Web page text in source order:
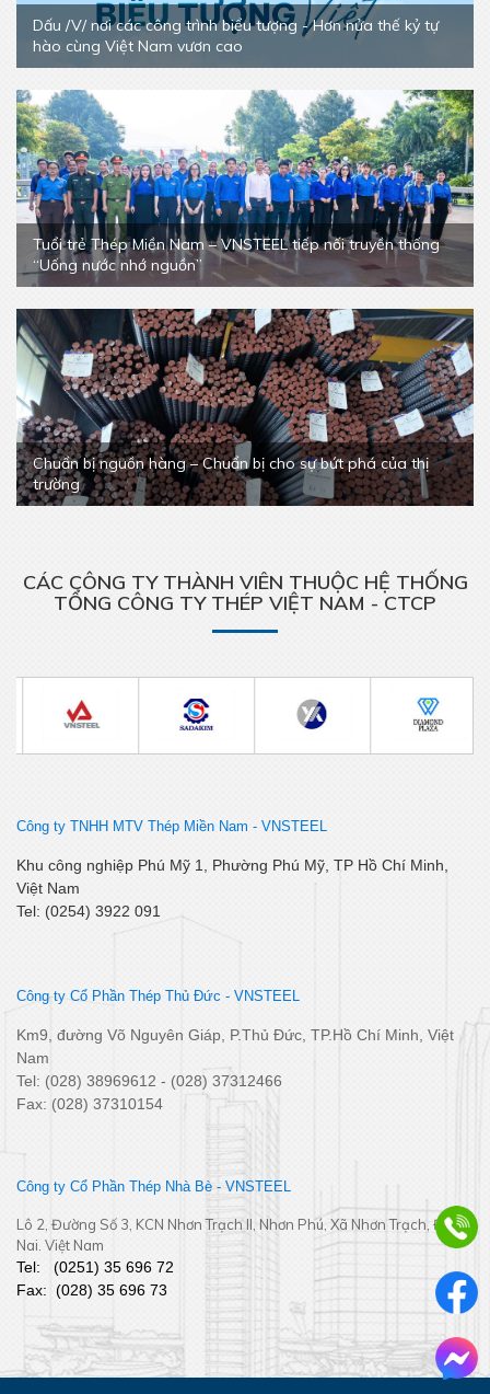
Dấu /V/ nơi các công trình biểu tượng - Hơn nửa thế kỷ tự
hào cùng Việt Nam vươn cao
Tuổi trẻ Thép Miền Nam – VNSTEEL tiếp nối truyền thống
“Uống nước nhớ nguồn”
Chuẩn bị nguồn hàng – Chuẩn bị cho sự bứt phá của thị
trường
CÁC CÔNG TY THÀNH VIÊN THUỘC HỆ THỐNG
TỔNG CÔNG TY THÉP VIỆT NAM - CTCP
Công ty TNHH MTV Thép Miền Nam - VNSTEEL
Khu công nghiệp Phú Mỹ 1, Phường Phú Mỹ, TP Hồ Chí Minh,
Việt Nam
Tel: (0254) 3922 091
Công ty Cổ Phần Thép Thủ Đức - VNSTEEL
Km9, đường Võ Nguyên Giáp, P.Thủ Đức, TP.Hồ Chí Minh, Việt
Nam
Tel: (028) 38969612 - (028) 37312466
Fax: (028) 37310154
Công ty Cổ Phần Thép Nhà Bè - VNSTEEL
Lô 2, Đường Số 3, KCN Nhơn Trạch II, Nhơn Phú, Xã Nhơn Trạch, Đồng
Nai. Việt Nam
Tel: (0251) 35 696 72
Fax: (028) 35 696 73